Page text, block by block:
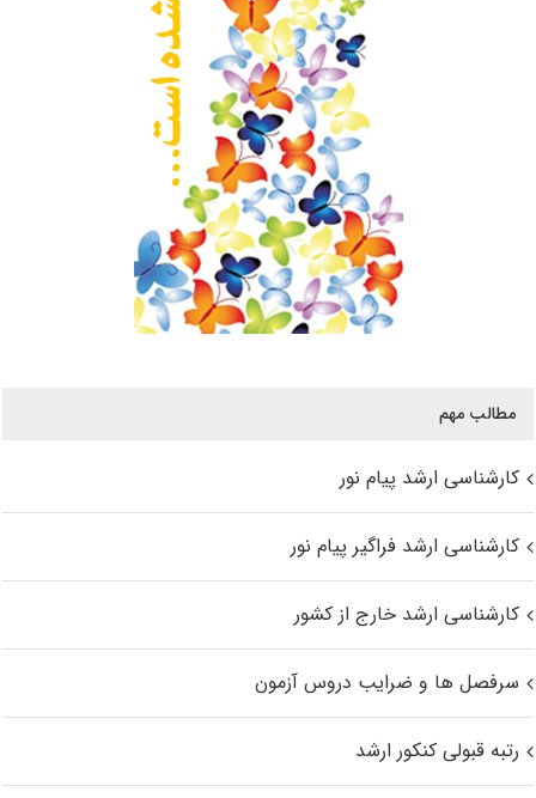
مطالب مهم
کارشناسی ارشد پیام نور
کارشناسی ارشد فراگیر پیام نور
کارشناسی ارشد خارج از کشور
سرفصل ها و ضرایب دروس آزمون
رتبه قبولی کنکور ارشد